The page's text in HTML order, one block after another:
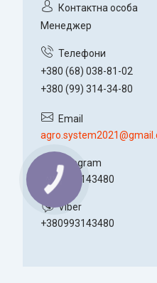
Менеджер
+380 (68) 038-81-02
+380 (99) 314-34-80
+380993143480
+380993143480